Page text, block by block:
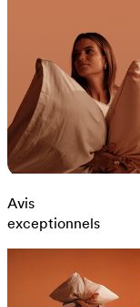
Avis
exceptionnels